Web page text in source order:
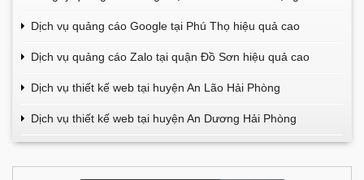
Dịch vụ quảng cáo Google tại Phú Thọ hiệu quả cao
Dịch vụ quảng cáo Zalo tại quận Đồ Sơn hiệu quả cao
Dịch vụ thiết kế web tại huyện An Lão Hải Phòng
Dịch vụ thiết kế web tại huyện An Dương Hải Phòng